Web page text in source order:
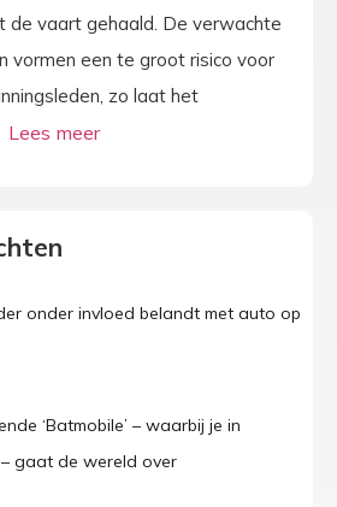
de vaart gehaald. De verwachte
vormen een te groot risico voor
zo laat het
onder invloed belandt met auto op
‘Batmobile’ – waarbij je in
gaat de wereld over